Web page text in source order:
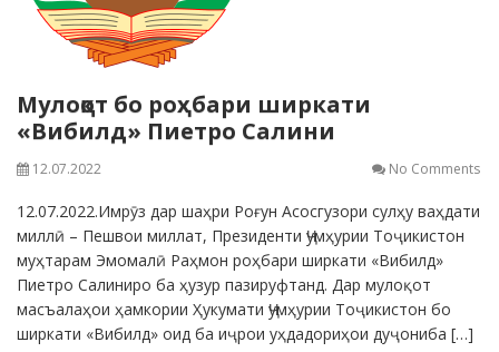
Мулоқот бо роҳбари ширкати
«Вибилд» Пиетро Салини
12.07.2022 No Comments
12.07.2022.Имрӯз дар шаҳри Роғун Асосгузори сулҳу ваҳдати
миллӣ – Пешвои миллат, Президенти Ҷумҳурии Тоҷикистон
муҳтарам Эмомалӣ Раҳмон роҳбари ширкати «Вибилд»
Пиетро Салиниро ба ҳузур пазируфтанд. Дар мулоқот
масъалаҳои ҳамкории Ҳукумати Ҷумҳурии Тоҷикистон бо
ширкати «Вибилд» оид ба иҷрои уҳдадориҳои дуҷониба […]